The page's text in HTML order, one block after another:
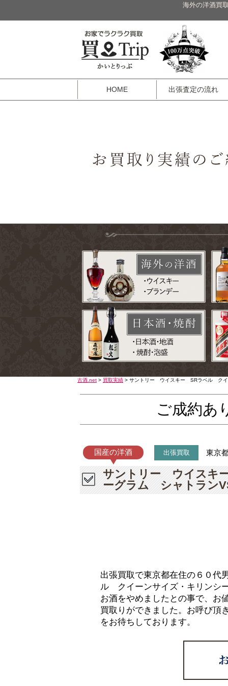
海外の洋酒買
HOME 出張査定の流れ
古酒.net > 買取実績 > サントリー ウイスキー SRラベル クイ
ご成約あ
国産の洋酒 出張買取 東京
サントリー ウイスキ
ーグラム シャトラン
出張買取で東京都在住の６０
ル クイーンサイズ・キリンシ
お酒をやめましたとの事で、お
買取りができました。お呼び頂
をお待ちしております。